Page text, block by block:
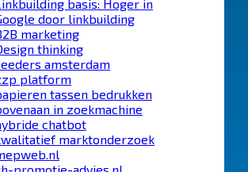
basis: Hoger in
door linkbuilding
marketing
thinking
amsterdam
platform
tassen bedrukken
in zoekmachine
chatbot
marktonderzoek